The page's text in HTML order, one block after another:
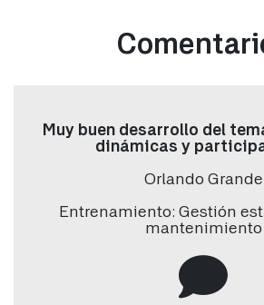
Muy buen desarrollo del
dinámicas y
Orlando Grande
Entrenamiento: Gestión
mantenimiento